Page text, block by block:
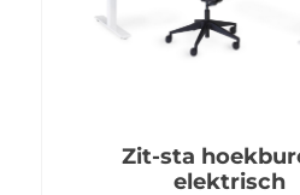
Zit-sta
elektrisch